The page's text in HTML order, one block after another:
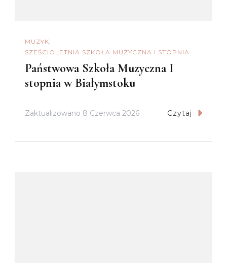
MUZYK
SZEŚCIOLETNIA SZKOŁA MUZYCZNA I STOPNIA
Państwowa Szkoła Muzyczna I
stopnia w Białymstoku
Zaktualizowano 8 Czerwca 2026 Czytaj